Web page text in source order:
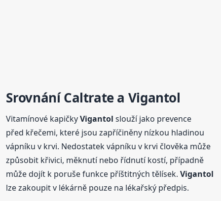
Srovnání Caltrate a Vigantol
Vitamínové kapičkyVigantol slouží jako prevence
před křečemi, které jsou zapříčiněny nízkou hladinou
vápníku v krvi. Nedostatek vápníku v krvi člověka může
způsobit křivici, měknutí nebo řídnutí kostí, případně
může dojít k poruše funkce příštitných tělísek.Vigantol
lze zakoupit v lékárně pouze na lékařský předpis.